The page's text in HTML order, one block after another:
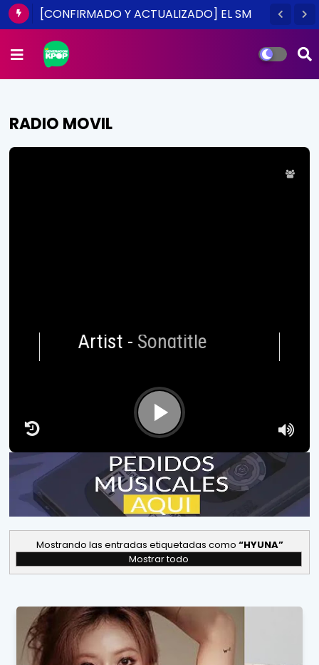
[CONFIRMADO Y ACTUALIZADO] EL SM
2014
RADIO MOVIL
Songtitle
Mostrando las entradas etiquetadas como HYUNA
Mostrar todo